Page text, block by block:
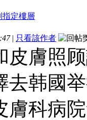
| 只看該作者
皮膚照
去韩國
膚科病